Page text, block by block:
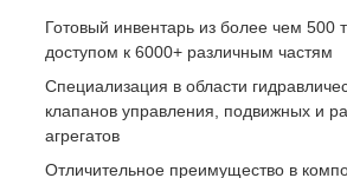
Готовый инвентарь из более чем 500
доступом к 6000+ различным частям
Специализация в области
клапанов управления, подвижных и
агрегатов
Отличительное преимущество в